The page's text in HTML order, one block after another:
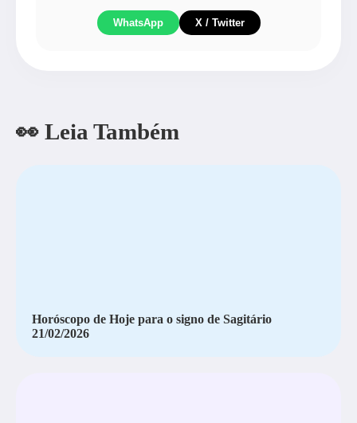
WhatsApp X / Twitter
👀 Leia Também
Horóscopo de Hoje para o signo de Sagitário
21/02/2026